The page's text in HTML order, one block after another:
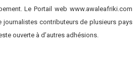
Le Portail web www.awaleafriki.com
journalistes contributeurs de plusieurs pays
ouverte à d’autres adhésions.